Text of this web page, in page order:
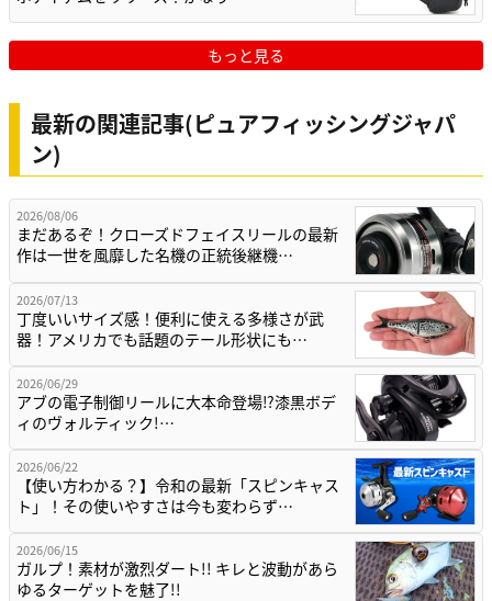
もっと見る
最新の関連記事(ピュアフィッシングジャパ
ン)
2026/08/06
まだあるぞ！クローズドフェイスリールの最新
作は一世を風靡した名機の正統後継機…
2026/07/13
丁度いいサイズ感！便利に使える多様さが武
器！アメリカでも話題のテール形状にも…
2026/06/29
アブの電子制御リールに大本命登場⁉漆黒ボデ
ィのヴォルティック!…
2026/06/22
【使い方わかる？】令和の最新「スピンキャス
ト」！その使いやすさは今も変わらず…
2026/06/15
ガルプ！素材が激烈ダート!! キレと波動があら
ゆるターゲットを魅了!!